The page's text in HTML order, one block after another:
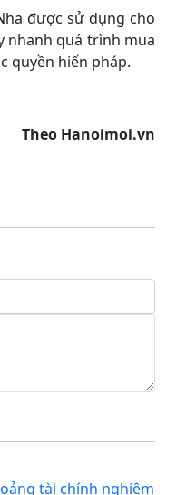
được sử dụng cho
nhanh quá trình mua
quyền hiến pháp.
Theo Hanoimoi.vn
tài chính nghiêm